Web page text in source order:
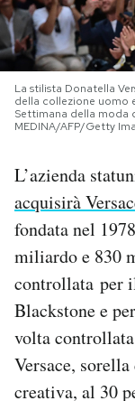
NEWSLETTER
I MIEI
SHOP
CALENDARIO
Area
Newsletter
Notifiche
Regala il Post
Hai bisogno
La stilista Donatella
della collezione uomo
Settimana della moda
MEDINA/AFP/Getty
L’azienda
acquisirà
fondata nel
miliardo e 830
controllata per
Blackstone e
volta
Versace,
creativa, al 30